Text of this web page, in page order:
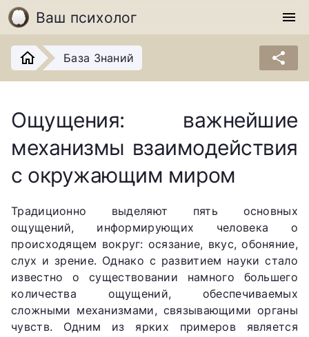
Ваш психолог menu
База Знаний share
Ощущения: важнейшие
механизмы взаимодействия
с окружающим миром
Традиционно выделяют пять основных
ощущений, информирующих человека о
происходящем вокруг: осязание, вкус, обоняние,
слух и зрение. Однако с развитием науки стало
известно о существовании намного большего
количества ощущений, обеспечиваемых
сложными механизмами, связывающими органы
чувств. Одним из ярких примеров является